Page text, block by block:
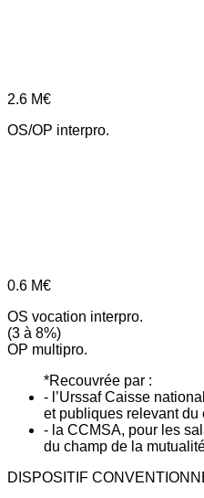
2.6 M€
OS/OP interpro.
0.6 M€
OS vocation interpro.
(3 à 8%)
OP multipro.
*Recouvrée par :
- l’Urssaf Caisse
et publiques relevant du
- la CCMSA, pour les
du champ de la
DISPOSITIF